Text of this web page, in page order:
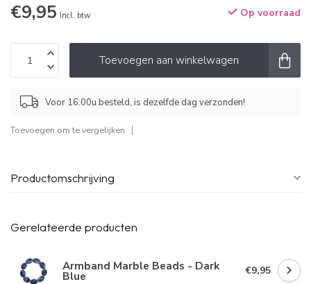
€9,95 Incl. btw Op voorraad
Toevoegen aan winkelwagen
Voor 16:00u besteld, is dezelfde dag verzonden!
Toevoegen om te vergelijken
Productomschrijving
Gerelateerde producten
Armband Marble Beads - Dark
Blue €9,95